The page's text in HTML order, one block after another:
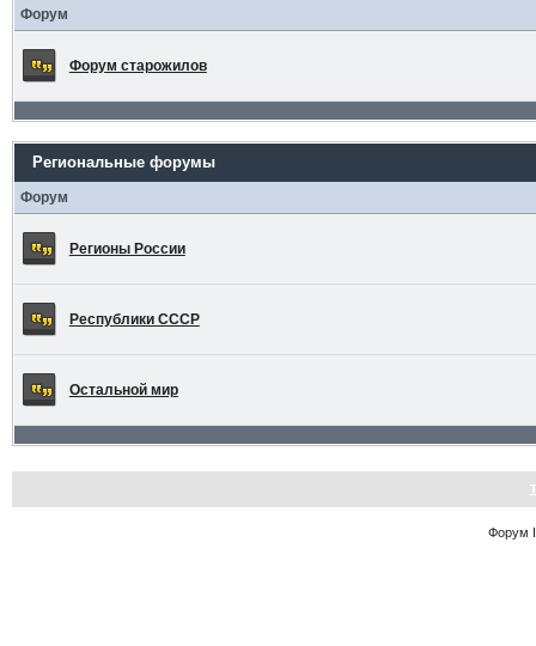
Форум
Форум старожилов
Региональные форумы
Форум
Регионы России
Республики СССР
Остальной мир
Форум